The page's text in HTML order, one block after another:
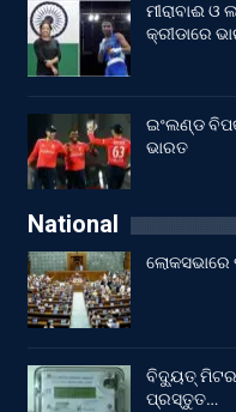
ମୀରାବାଈ ଓ
କ୍ରୀଡାରେ
ଇଂଲଣ୍ଡ
ଭାରତ
National
ବିଦ୍ୟୁତ୍ ମିଟର
ପ୍ରସ୍ତୁତ…